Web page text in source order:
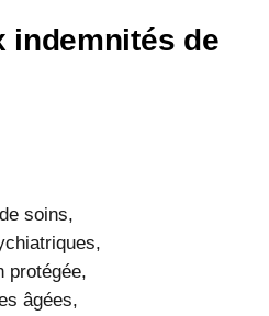
indemnités de
soins,
protégée,
âgées,